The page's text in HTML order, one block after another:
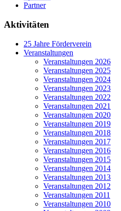
Partner
Aktivitäten
25 Jahre Förderverein
Veranstaltungen
Veranstaltungen 2026
Veranstaltungen 2025
Veranstaltungen 2024
Veranstaltungen 2023
Veranstaltungen 2022
Veranstaltungen 2021
Veranstaltungen 2020
Veranstaltungen 2019
Veranstaltungen 2018
Veranstaltungen 2017
Veranstaltungen 2016
Veranstaltungen 2015
Veranstaltungen 2014
Veranstaltungen 2013
Veranstaltungen 2012
Veranstaltungen 2011
Veranstaltungen 2010